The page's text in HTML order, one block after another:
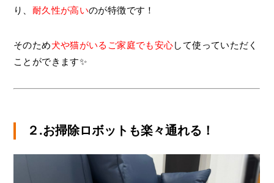
り、 耐久性が高いのが特徴です！
そのため犬や猫がいるご家庭でも安心して使っていただく
ことができます✨
２.お掃除ロボットも楽々通れる！